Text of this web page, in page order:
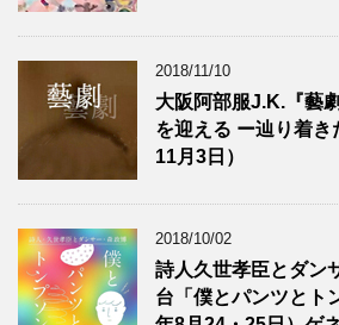
2018/11/10
大阪阿部服J.K.『藝
を迎える ー辿り着
11月3日）
2018/10/02
詩人久世孝臣とダン
台「僕とパンツとト